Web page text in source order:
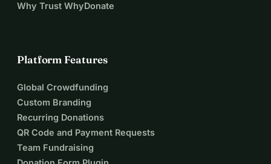
Why Trust WhyDonate
Platform Features
Global Crowdfunding
Custom Branding
Recurring Donations
QR Code and Payment Requests
Team Fundraising